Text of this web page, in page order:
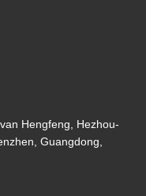
Hengfeng, Hezhou-
Guangdong,